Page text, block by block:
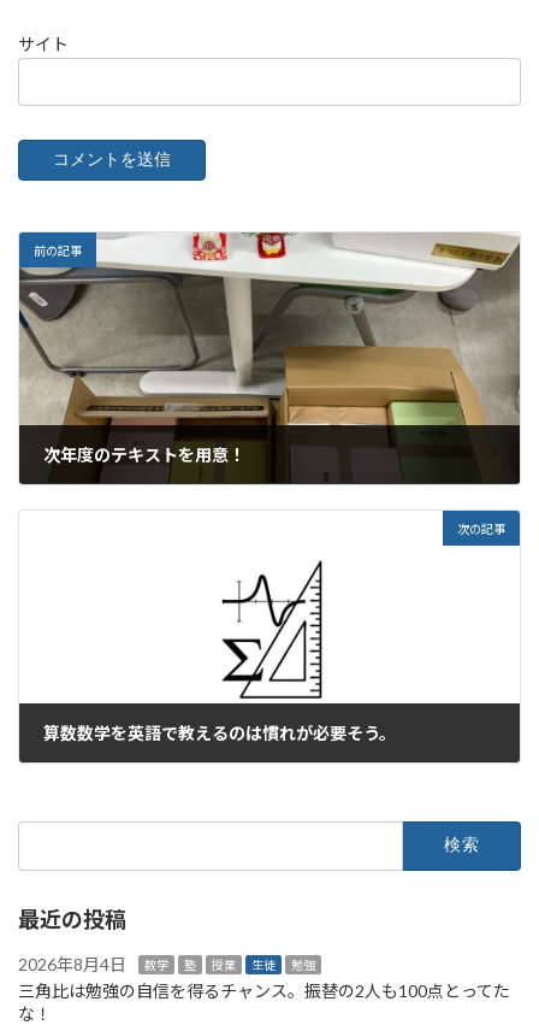
サイト
前の記事
次年度のテキストを用意！
次の記事
算数数学を英語で教えるのは慣れが必要そう。
最近の投稿
2026年8月4日 数学 塾 授業 生徒 勉強
三角比は勉強の自信を得るチャンス。振替の2人も100点とってた
な！